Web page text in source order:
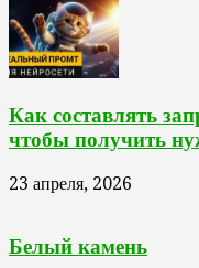
Как составлять
чтобы получить
23 апреля, 2026
Белый камень